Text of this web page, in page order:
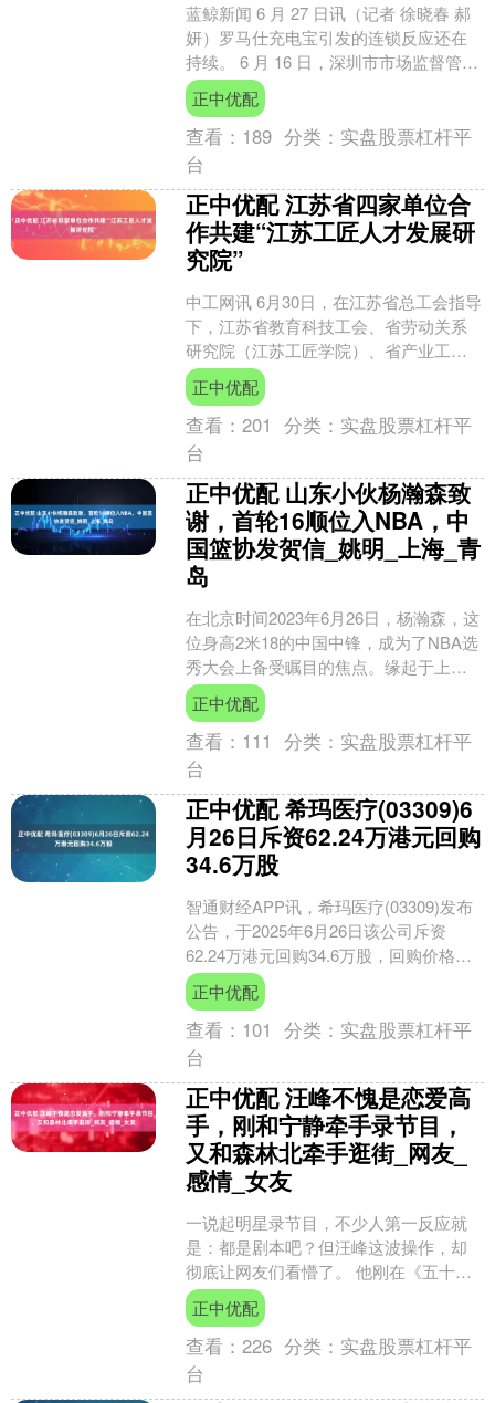
蓝鲸新闻 6 月 27 日讯（记者 徐晓春 郝
妍）罗马仕充电宝引发的连锁反应还在
持续。 6 月 16 日，深圳市市场监督管理
局发布一则公告，公告显示，因为存在
安....
正中优配
查看： 189 分类： 实盘股票杠杆平
台
正中优配 江苏省四家单位合
作共建“江苏工匠人才发展研
究院”
中工网讯 6月30日，在江苏省总工会指导
下，江苏省教育科技工会、省劳动关系
研究院（江苏工匠学院）、省产业工人
发展研究中心与南京工业职业技术大学
举行合作共建“江苏....
正中优配
查看：201 分类： 实盘股票杠杆平
台
正中优配 山东小伙杨瀚森致
谢，首轮16顺位入NBA，中
国篮协发贺信_姚明_上海_青
岛
在北京时间2023年6月26日，杨瀚森，这
位身高2米18的中国中锋，成为了NBA选
秀大会上备受瞩目的焦点。缘起于上海
的波特兰开拓者队，他在首轮第16顺位
被选中，....
正中优配
查看： 111 分类： 实盘股票杠杆平
台
正中优配 希玛医疗(03309)6
月26日斥资62.24万港元回购
34.6万股
智通财经APP讯，希玛医疗(03309)发布
公告，于2025年6月26日该公司斥资
62.24万港元回购34.6万股，回购价格为
每股1.77-1.82港元。 【免....
正中优配
查看： 101 分类： 实盘股票杠杆平
台
正中优配 汪峰不愧是恋爱高
手，刚和宁静牵手录节目，
又和森林北牵手逛街_网友_
感情_女友
一说起明星录节目，不少人第一反应就
是：都是剧本吧？但汪峰这波操作，却
彻底让网友们看懵了。 他刚在《五十公
里桃花坞》里牵着宁静的手，深情献唱
《你是我心爱的姑娘》，....
正中优配
查看：226 分类： 实盘股票杠杆平
台